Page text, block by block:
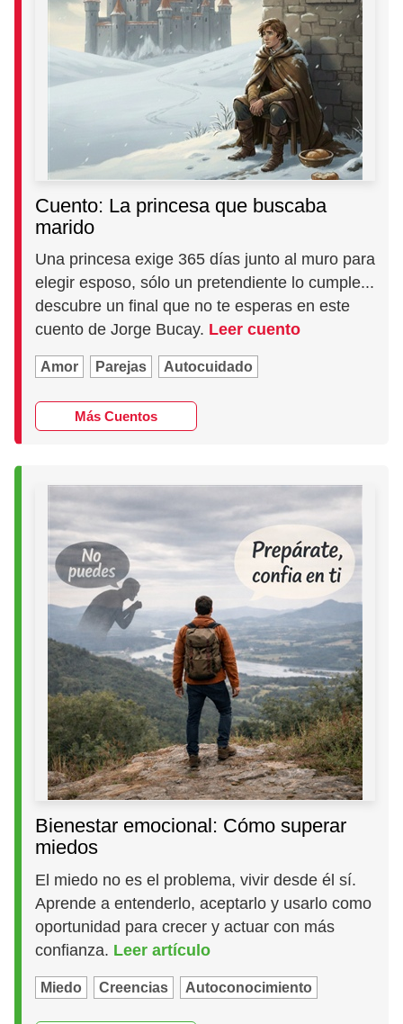
Cuento: La princesa que buscaba
marido
Una princesa exige 365 días junto al muro para
elegir esposo, sólo un pretendiente lo cumple...
descubre un final que no te esperas en este
cuento de Jorge Bucay. Leer cuento
Amor Parejas Autocuidado
Más Cuentos
Bienestar emocional: Cómo superar
miedos
El miedo no es el problema, vivir desde él sí.
Aprende a entenderlo, aceptarlo y usarlo como
oportunidad para crecer y actuar con más
confianza. Leer artículo
Miedo Creencias Autoconocimiento